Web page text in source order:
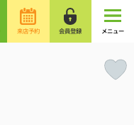
来店予約 会員登録 メニュー